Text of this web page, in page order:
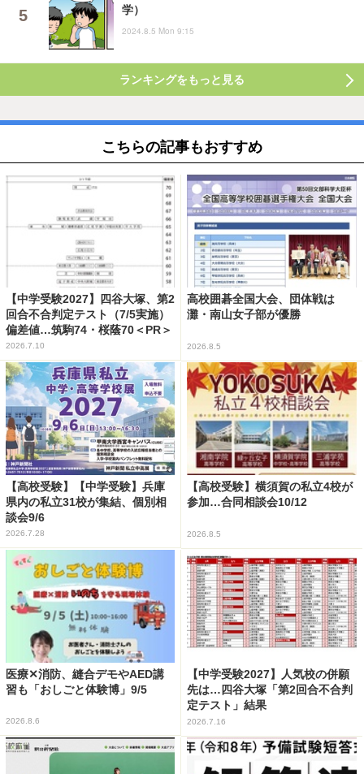
学）
2024.8.5 Mon 9:15
ランキングをもっと見る
こちらの記事もおすすめ
【中学受験2027】四谷大塚、第2
回合不合判定テスト（7/5実施）
偏差値…筑駒74・桜蔭70＜PR＞
2026.7.10
高校囲碁全国大会、団体戦は
灘・南山女子部が優勝
2026.8.5
【高校受験】【中学受験】兵庫
県内の私立31校が集結、個別相
談会9/6
2026.7.28
【高校受験】横須賀の私立4校が
参加…合同相談会10/12
2026.8.5
医療✕消防、縫合デモやAED講
習も「おしごと体験博」9/5
2026.8.6
【中学受験2027】人気校の併願
先は…四谷大塚「第2回合不合判
定テスト」結果
2026.7.16